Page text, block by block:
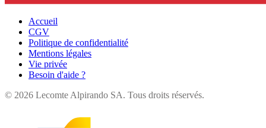
Accueil
CGV
Politique de confidentialité
Mentions légales
Vie privée
Besoin d'aide ?
© 2026 Lecomte Alpirando SA. Tous droits réservés.